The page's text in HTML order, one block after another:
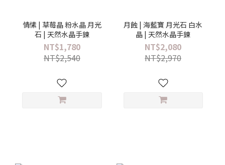
情愫 | 草莓晶 粉水晶 月光
石 | 天然水晶手鍊
NT$1,780
NT$2,540
月蝕 | 海藍寶 月光石 白水
晶 | 天然水晶手鍊
NT$2,080
NT$2,970